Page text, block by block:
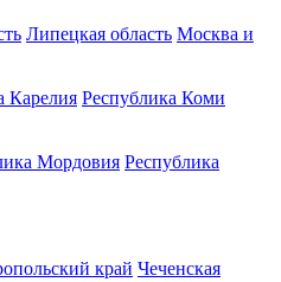
Липецкая область Москва и
Карелия Республика Коми
Мордовия Республика
край Чеченская